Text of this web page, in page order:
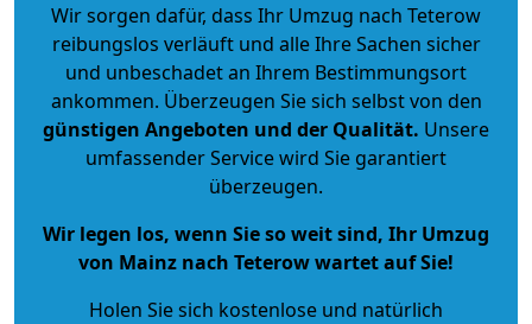
Wir sorgen dafür, dass Ihr Umzug nach Teterow
reibungslos verläuft und alle Ihre Sachen sicher
und unbeschadet an Ihrem Bestimmungsort
ankommen. Überzeugen Sie sich selbst von den
günstigen Angeboten und der Qualität. Unsere
umfassender Service wird Sie garantiert
überzeugen.
Wir legen los, wenn Sie so weit sind, Ihr Umzug
von Mainz nach Teterow wartet auf Sie!
Holen Sie sich kostenlose und natürlich